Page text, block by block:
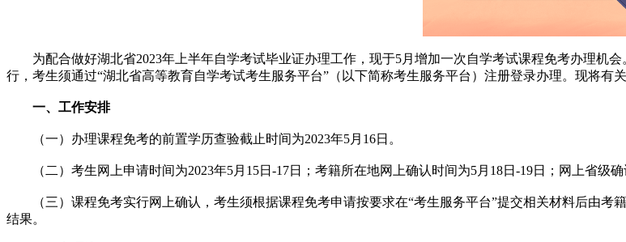
为配合做好湖北省2023年上半年自学考试毕业证办理工作，现于5月增加一次自学考试课程免考办理机
行，考生须通过“湖北省高等教育自学考试考生服务平台”（以下简称考生服务平台）注册登录办理。现将有关
一、工作安排
（一）办理课程免考的前置学历查验截止时间为2023年5月16日。
（二）考生网上申请时间为2023年5月15日-17日；考籍所在地网上确认时间为5月18日-19日；网上省级确
（三）课程免考实行网上确认，考生须根据课程免考申请按要求在“考生服务平台”提交相关材料后由考
结果。